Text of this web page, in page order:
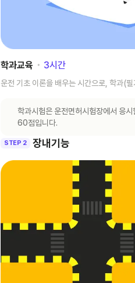
학과교육 ･ 3시간
운전 기초 이론을 배우는 시간으로, 학과(
학과시험은 운전면허시험장에서 응
60점입니다.
STEP 2 장내기능